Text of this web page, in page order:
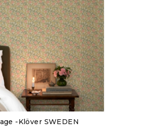
-Klöver SWEDEN